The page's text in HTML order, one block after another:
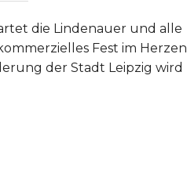
die Lindenauer und alle
Fest im Herzen
der Stadt Leipzig wird
LINDENAU“